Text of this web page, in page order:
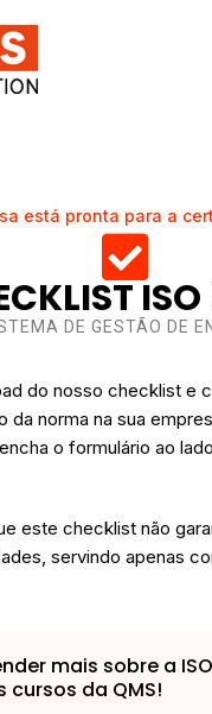
está pronta para a
DE GESTÃO DE
do nosso checklist e
da norma na sua
o formulário ao
este checklist não
servindo apenas
mais sobre a ISO
cursos da QMS!